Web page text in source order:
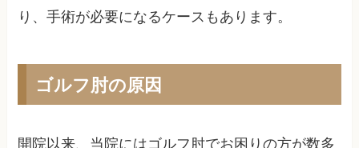
り、手術が必要になるケースもあります。
ゴルフ肘の原因
開院以来、当院にはゴルフ肘でお困りの方が数多